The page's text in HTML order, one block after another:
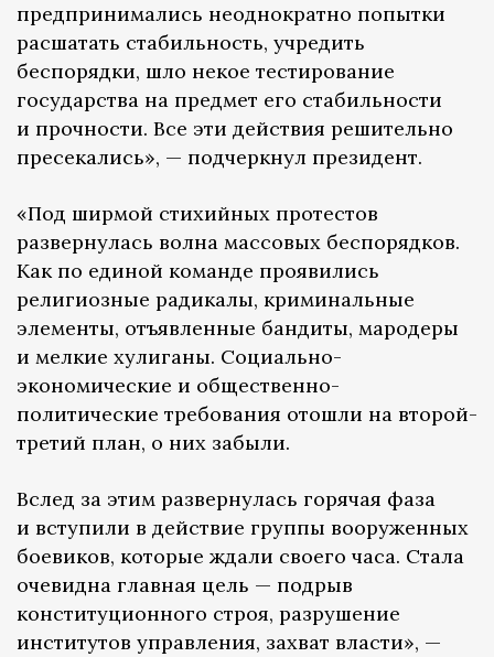
предпринимались неоднократно попытки
расшатать стабильность, учредить
беспорядки, шло некое тестирование
государства на предмет его стабильности
и прочности. Все эти действия решительно
пресекались», — подчеркнул президент.
«Под ширмой стихийных протестов
развернулась волна массовых беспорядков.
Как по единой команде проявились
религиозные радикалы, криминальные
элементы, отъявленные бандиты, мародеры
и мелкие хулиганы. Социально-
экономические и общественно-
политические требования отошли на второй-
третий план, о них забыли.
Вслед за этим развернулась горячая фаза
и вступили в действие группы вооруженных
боевиков, которые ждали своего часа. Стала
очевидна главная цель — подрыв
конституционного строя, разрушение
институтов управления, захват власти», —